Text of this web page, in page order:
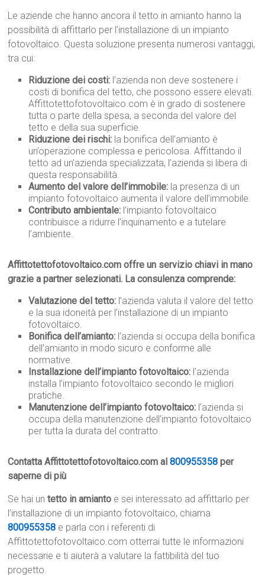
Le aziende che hanno ancora il tetto in amianto hanno la
possibilità di affittarlo per l’installazione di un impianto
fotovoltaico. Questa soluzione presenta numerosi vantaggi,
tra cui:
Riduzione dei costi: l’azienda non deve sostenere i
costi di bonifica del tetto, che possono essere elevati.
Affittotettofotovoltaico.com è in grado di sostenere
tutta o parte della spesa, a seconda del valore del
tetto e della sua superficie.
Riduzione dei rischi: la bonifica dell’amianto è
un’operazione complessa e pericolosa. Affittando il
tetto ad un’azienda specializzata, l’azienda si libera di
questa responsabilità.
Aumento del valore dell’immobile: la presenza di un
impianto fotovoltaico aumenta il valore dell’immobile.
Contributo ambientale: l’impianto fotovoltaico
contribuisce a ridurre l’inquinamento e a tutelare
l’ambiente.
Affittotettofotovoltaico.com offre un servizio chiavi in mano
grazie a partner selezionati. La consulenza comprende:
Valutazione del tetto: l’azienda valuta il valore del tetto
e la sua idoneità per l’installazione di un impianto
fotovoltaico.
Bonifica dell’amianto: l’azienda si occupa della bonifica
dell’amianto in modo sicuro e conforme alle
normative.
Installazione dell’impianto fotovoltaico: l’azienda
installa l’impianto fotovoltaico secondo le migliori
pratiche.
Manutenzione dell’impianto fotovoltaico: l’azienda si
occupa della manutenzione dell’impianto fotovoltaico
per tutta la durata del contratto.
Contatta Affittotettofotovoltaico.com al800955358 per
saperne di più
Se hai untetto in amianto e sei interessato ad affittarlo per
l’installazione di un impianto fotovoltaico, chiama
800955358 e parla con i referenti di
Affittotettofotovoltaico.com otterrai tutte le informazioni
necessarie e ti aiuterà a valutare la fattibilità del tuo
progetto.